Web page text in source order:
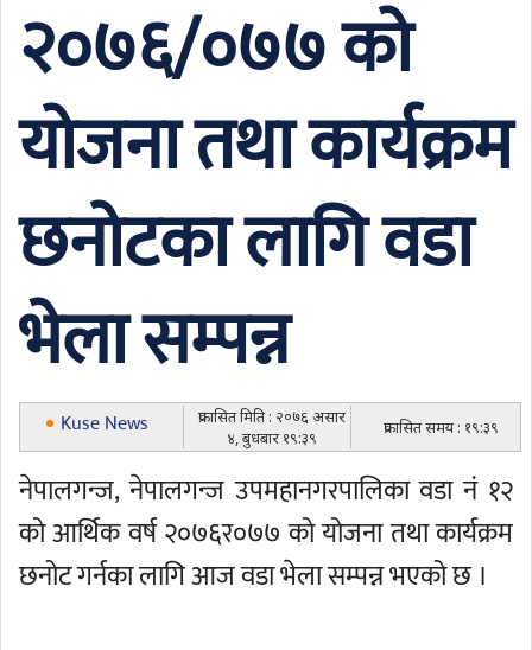
२०७६/०७७ को
योजना तथा कार्यक्रम
छनोटका लागि वडा
भेला सम्पन्न
Kuse News
प्रकासित मिति : २०७६ असार
४, बुधबार १९:३९
प्रकासित समय : १९:३९
नेपालगन्ज, नेपालगन्ज उपमहानगरपालिका वडा नं १२
को आर्थिक वर्ष २०७६र०७७ को योजना तथा कार्यक्रम
छनोट गर्नका लागि आज वडा भेला सम्पन्न भएको छ ।